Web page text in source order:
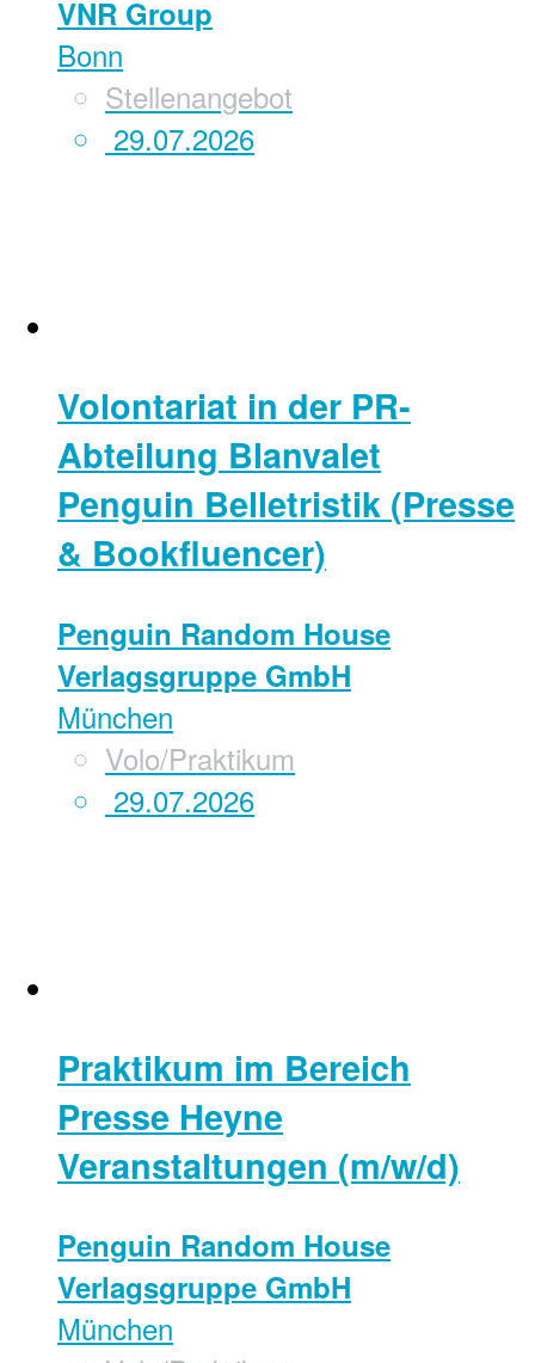
VNR Group
Bonn
Stellenangebot
29.07.2026
Volontariat in der PR-
Abteilung Blanvalet
Penguin Belletristik (Presse
& Bookfluencer)
Penguin Random House
Verlagsgruppe GmbH
München
Volo/Praktikum
29.07.2026
Praktikum im Bereich
Presse Heyne
Veranstaltungen (m/w/d)
Penguin Random House
Verlagsgruppe GmbH
München